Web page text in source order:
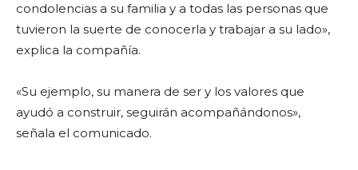
condolencias a su familia y a todas las personas que
tuvieron la suerte de conocerla y trabajar a su lado»,
explica la compañía.
«Su ejemplo, su manera de ser y los valores que
ayudó a construir, seguirán acompañándonos»,
señala el comunicado.